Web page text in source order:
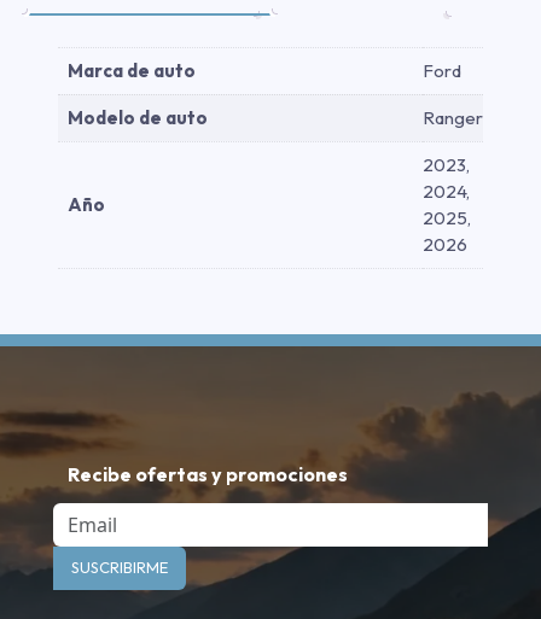
Marca de auto Ford
Modelo de auto Ranger
Año
2023,
2024,
2025,
2026
Recibe ofertas y promociones
Email
SUSCRIBIRME